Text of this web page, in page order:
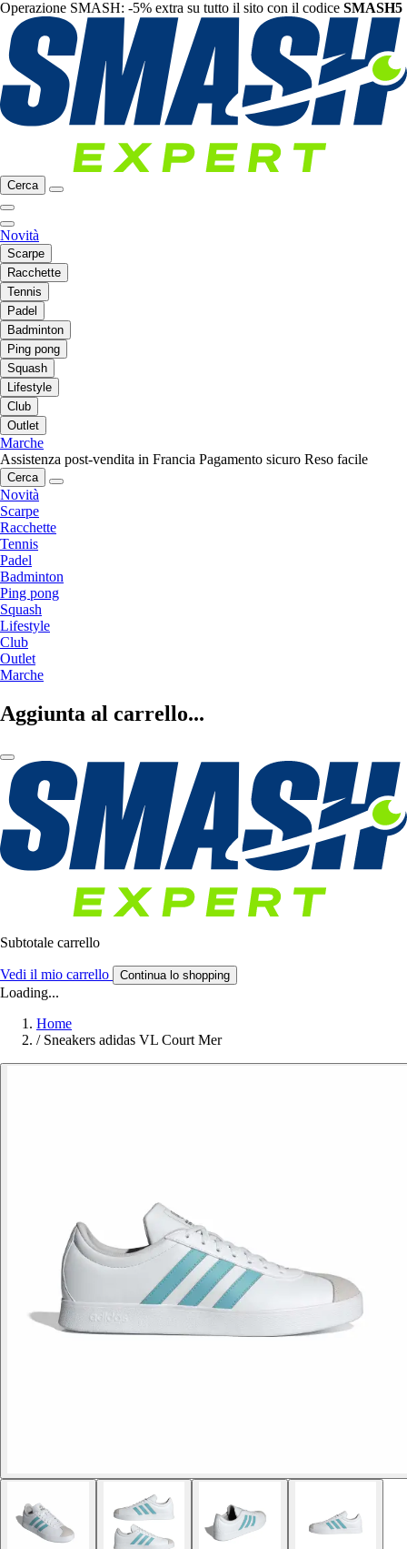
Operazione SMASH: -5% extra su tutto il sito con il codice SMASH5
Cerca
Novità
Scarpe
Racchette
Tennis
Padel
Badminton
Ping pong
Squash
Lifestyle
Club
Outlet
Marche
Assistenza post-vendita in Francia Pagamento sicuro Reso facile
Cerca
Novità
Scarpe
Racchette
Tennis
Padel
Badminton
Ping pong
Squash
Lifestyle
Club
Outlet
Marche
Aggiunta al carrello...
Subtotale carrello
Vedi il mio carrello Continua lo shopping
Loading...
Home
/ Sneakers adidas VL Court Mer